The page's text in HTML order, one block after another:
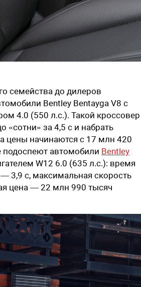
семейства до дилеров
Bentley Bentayga V8 с
4.0 (550 л.с.). Такой кроссовер
«сотни» за 4,5 с и набрать
цены начинаются с 17 млн 420
подоспеют автомобили Bentley
W12 6.0 (635 л.с.): время
3,9 с, максимальная скорость
цена — 22 млн 990 тысяч